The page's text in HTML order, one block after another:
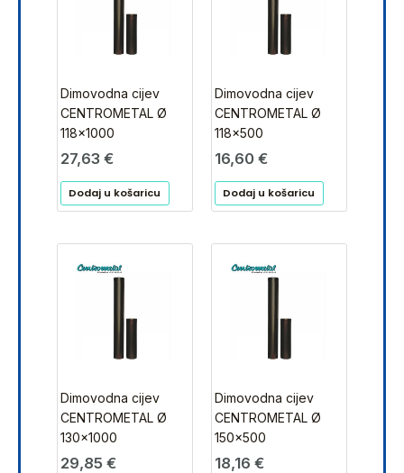
Dimovodna cijev
CENTROMETAL Ø
118×1000
27,63 €
Dodaj u košaricu
Dimovodna cijev
CENTROMETAL Ø
118×500
16,60 €
Dodaj u košaricu
Dimovodna cijev
CENTROMETAL Ø
130×1000
29,85 €
Dimovodna cijev
CENTROMETAL Ø
150×500
18,16 €